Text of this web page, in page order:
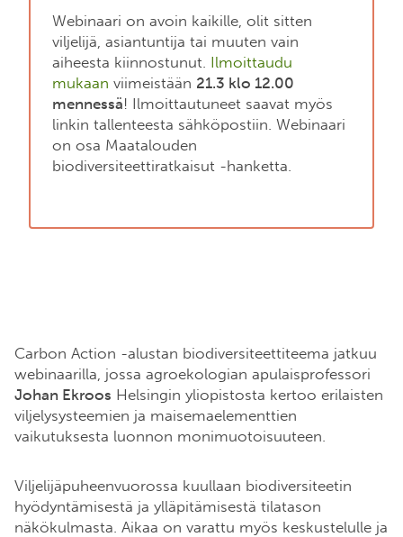
Webinaari on avoin kaikille, olit sitten
viljelijä, asiantuntija tai muuten vain
aiheesta kiinnostunut. Ilmoittaudu
mukaan viimeistään 21.3 klo 12.00
mennessä! Ilmoittautuneet saavat myös
linkin tallenteesta sähköpostiin. Webinaari
on osa Maatalouden
biodiversiteettiratkaisut -hanketta.
Carbon Action -alustan biodiversiteettiteema jatkuu
webinaarilla, jossa agroekologian apulaisprofessori
Johan Ekroos Helsingin yliopistosta kertoo erilaisten
viljelysysteemien ja maisemaelementtien
vaikutuksesta luonnon monimuotoisuuteen.
Viljelijäpuheenvuorossa kuullaan biodiversiteetin
hyödyntämisestä ja ylläpitämisestä tilatason
näkökulmasta. Aikaa on varattu myös keskustelulle ja